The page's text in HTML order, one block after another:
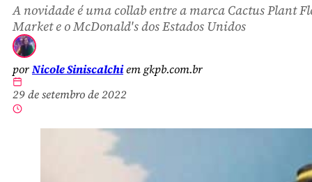
A novidade é uma collab entre a marca Cactus Plant
Market e o McDonald's dos Estados Unidos
porNicole Siniscalchiem gkpb.com.br
29 de setembro de 2022